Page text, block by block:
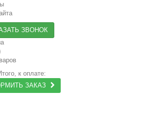
ЗВОНОК
к оплате:
ЗАКАЗ